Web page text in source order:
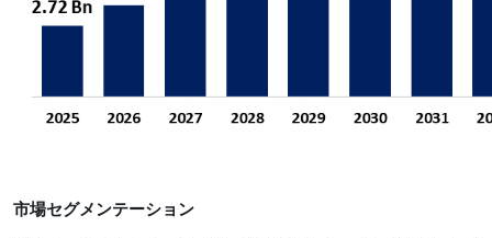
市場セグメンテーション